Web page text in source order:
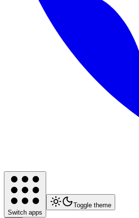
Switch apps
Toggle theme